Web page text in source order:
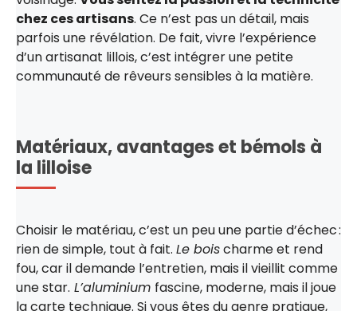
chez ces artisans. Ce n’est pas un détail, mais
parfois une révélation. De fait, vivre l’expérience
d’un artisanat lillois, c’est intégrer une petite
communauté de rêveurs sensibles à la matière.
Matériaux, avantages et bémols à
la lilloise
Choisir le matériau, c’est un peu une partie d’échec :
rien de simple, tout à fait. Le boischarme et rend
fou, car il demande l’entretien, mais il vieillit comme
une star. L’aluminium fascine, moderne, mais il joue
la carte technique. Si vous êtes du genre pratique,